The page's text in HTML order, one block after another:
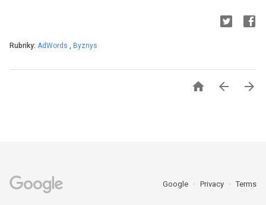
Rubriky: AdWords , Byznys
  
Google Privacy Terms